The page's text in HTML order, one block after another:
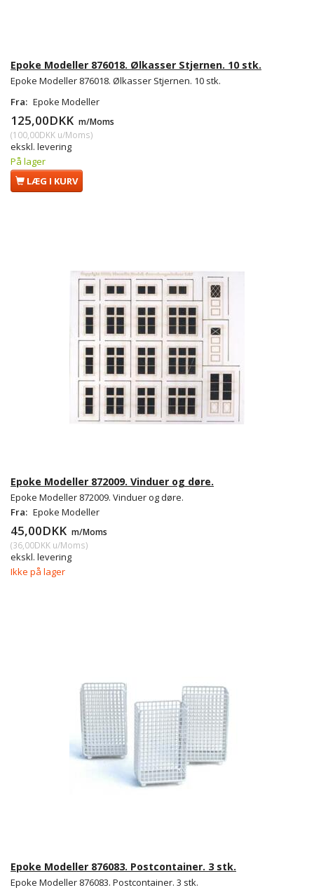
Epoke Modeller 876018. Ølkasser Stjernen. 10 stk.
Epoke Modeller 876018. Ølkasser Stjernen. 10 stk.
Fra: Epoke Modeller
125,00DKK m/Moms
(100,00DKK u/Moms)
ekskl. levering
På lager
LÆG I KURV
Epoke Modeller 872009. Vinduer og døre.
Epoke Modeller 872009. Vinduer og døre.
Fra: Epoke Modeller
45,00DKK m/Moms
(36,00DKK u/Moms)
ekskl. levering
Ikke på lager
Epoke Modeller 876083. Postcontainer. 3 stk.
Epoke Modeller 876083. Postcontainer. 3 stk.